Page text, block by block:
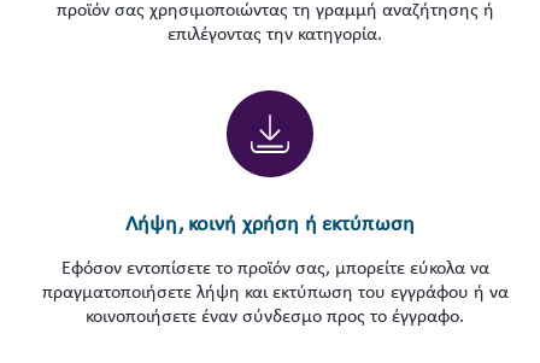
προϊόν σας χρησιμοποιώντας τη γραμμή αναζήτησης ή
επιλέγοντας την κατηγορία.
Λήψη, κοινή χρήση ή εκτύπωση
Εφόσον εντοπίσετε το προϊόν σας, μπορείτε εύκολα να
πραγματοποιήσετε λήψη και εκτύπωση του εγγράφου ή να
κοινοποιήσετε έναν σύνδεσμο προς το έγγραφο.